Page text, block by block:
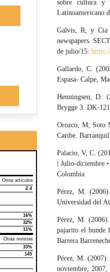
Otros artículos
2.4
16%
32%
11%
Otras revistas
33%
145
sobre cultura y
Latinoamericano
Galvis, R, y Cia
newspapers.
de julio/15:
Gallardo, C.
Espasa- Calpe,
Henningsen, D.
Brygge 3. DK-
Orozco, M; Soto
Caribe.
Palacio, V, C.
| Julio-diciembre
Colombia
Pérez, M.
Universidad del
Pérez, M.
pajarito el bunde
Barrera
Pérez, M.
noviembre, 2007,